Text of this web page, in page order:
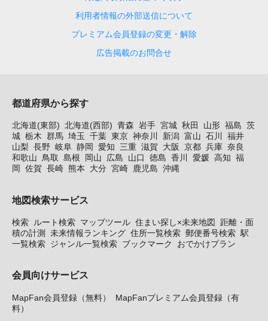
利用者情報の外部送信について
プレミアム会員登録の変更・解除
広告掲載のお問合せ
都道府県から探す
北海道(東部) 北海道(西部) 青森 岩手 宮城 秋田 山形 福島 茨
城 栃木 群馬 埼玉 千葉 東京 神奈川 新潟 富山 石川
福井
山梨 長野 岐阜 静岡 愛知 三重 滋賀 大阪 京都 兵庫 奈良
和歌山 鳥取 島根 岡山 広島 山口 徳島 香川 愛媛 高知 福
岡
佐賀 長崎 熊本 大分 宮崎 鹿児島 沖縄
地図検索サービス
検索 ルート検索 マップツール 住まい探し×未来地図
距離・面
積の計測
未来情報ランキング 住所一覧検索 郵便番号検索 駅
一覧検索 ジャンル一覧検索 ブックマーク おでかけプラン
会員向けサービス
MapFan会員登録（無料）
MapFanプレミアム会員登録（有
料）